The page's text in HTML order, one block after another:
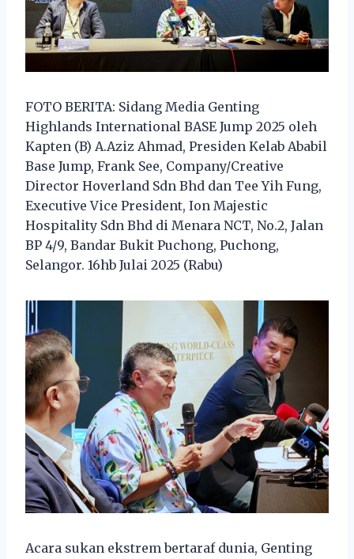
FOTO BERITA: Sidang Media Genting
Highlands International BASE Jump 2025 oleh
Kapten (B) A.Aziz Ahmad, Presiden Kelab Ababil
Base Jump, Frank See, Company/Creative
Director Hoverland Sdn Bhd dan Tee Yih Fung,
Executive Vice President, Ion Majestic
Hospitality Sdn Bhd di Menara NCT, No.2, Jalan
BP 4/9, Bandar Bukit Puchong, Puchong,
Selangor. 16hb Julai 2025 (Rabu)
Acara sukan ekstrem bertaraf dunia, Genting